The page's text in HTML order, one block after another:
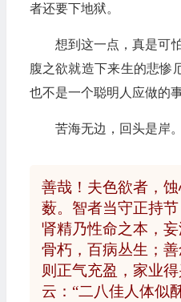
者还要下地狱。
想到这一点，真是可
腹之欲就造下来生的悲惨
也不是一个聪明人应做的
苦海无边，回头是岸
善哉！夫色欲者，
薮。智者当守正持节
肾精乃性命之本，
骨朽，百病丛生；
则正气充盈，家业
云：“二八佳人体似